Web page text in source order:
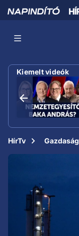
Kiemelt videók
HírTv Gazdaság